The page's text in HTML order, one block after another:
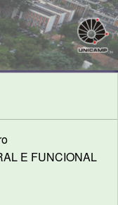
E FUNCIONAL